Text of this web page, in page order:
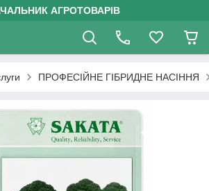
АГРОТОВАРІВ
ПРОФЕСІЙНЕ ГІБРИДНЕ НАСІННЯ